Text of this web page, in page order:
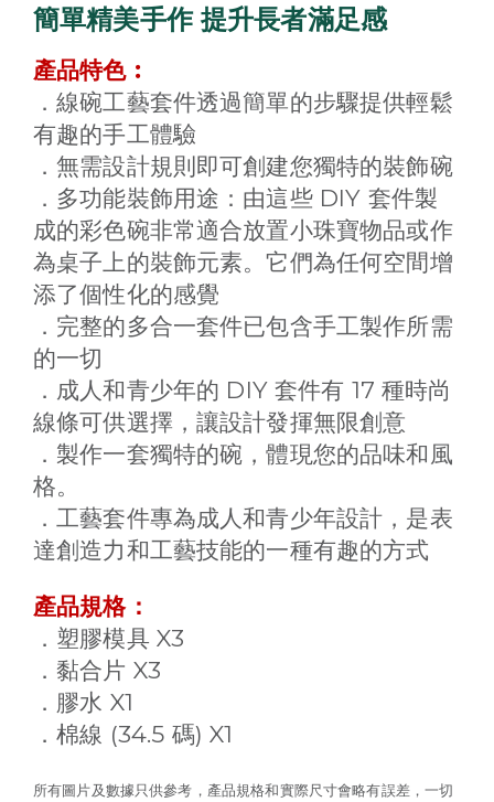
簡單精美手作 提升長者滿足感
產品特色︰
．線碗工藝套件透過簡單的步驟提供輕鬆
有趣的手工體驗
．無需設計規則即可創建您獨特的裝飾碗
．多功能裝飾用途：由這些DIY 套件製
成的彩色碗非常適合放置小珠寶物品或作
為桌子上的裝飾元素。它們為任何空間增
添了個性化的感覺
．完整的多合一套件已包含手工製作所需
的一切
．成人和青少年的 DIY 套件有 17種時尚
線條可供選擇，讓設計發揮無限創意
．製作一套獨特的碗，體現您的品味和風
格。
．工藝套件專為成人和青少年設計，是表
達創造力和工藝技能的一種有趣的方式
產品規格：
．塑膠模具X3
．黏合片 X3
．膠水 X1
．棉線 (34.5 碼) X1
所有圖片及數據只供參考，產品規格和實際尺寸會略有誤差，一切